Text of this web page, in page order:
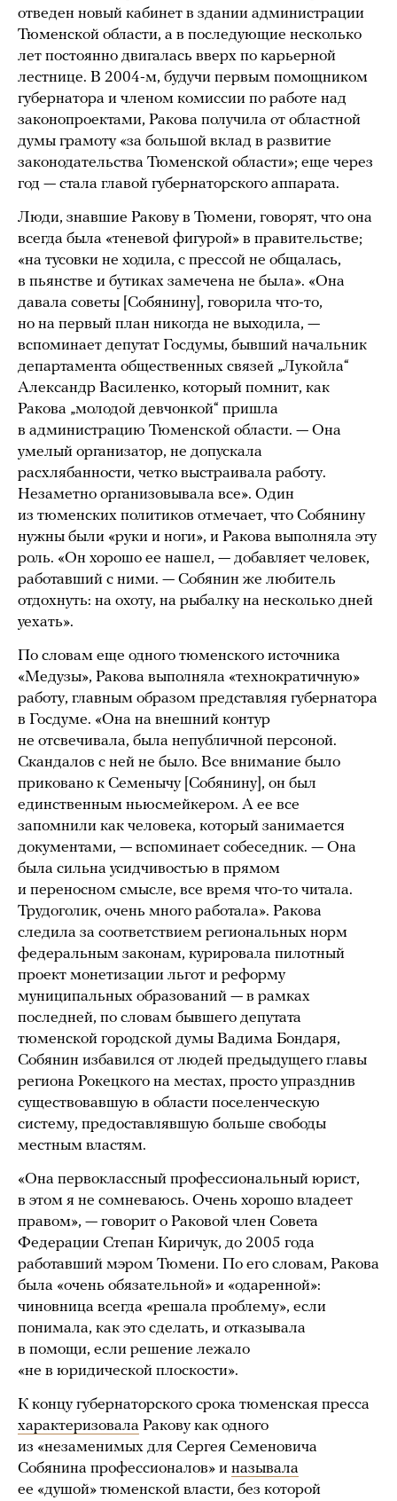
отведен новый кабинет в здании администрации
Тюменской области, а в последующие несколько
лет постоянно двигалась вверх по карьерной
лестнице. В 2004-м, будучи первым помощником
губернатора и членом комиссии по работе над
законопроектами, Ракова получила от областной
думы грамоту «за большой вклад в развитие
законодательства Тюменской области»; еще через
год — стала главой губернаторского аппарата.
Люди, знавшие Ракову в Тюмени, говорят, что она
всегда была «теневой фигурой» в правительстве;
«на тусовки не ходила, с прессой не общалась,
в пьянстве и бутиках замечена не была». «Она
давала советы [Собянину], говорила что-то,
но на первый план никогда не выходила, —
вспоминает депутат Госдумы, бывший начальник
департамента общественных связей „Лукойла“
Александр Василенко, который помнит, как
Ракова „молодой девчонкой“ пришла
в администрацию Тюменской области. — Она
умелый организатор, не допускала
расхлябанности, четко выстраивала работу.
Незаметно организовывала все». Один
из тюменских политиков отмечает, что Собянину
нужны были «руки и ноги», и Ракова выполняла эту
роль. «Он хорошо ее нашел, — добавляет человек,
работавший с ними. — Собянин же любитель
отдохнуть: на охоту, на рыбалку на несколько дней
уехать».
По словам еще одного тюменского источника
«Медузы», Ракова выполняла «технократичную»
работу, главным образом представляя губернатора
в Госдуме. «Она на внешний контур
не отсвечивала, была непубличной персоной.
Скандалов с ней не было. Все внимание было
приковано к Семенычу [Собянину], он был
единственным ньюсмейкером. А ее все
запомнили как человека, который занимается
документами, — вспоминает собеседник. — Она
была сильна усидчивостью в прямом
и переносном смысле, все время что-то читала.
Трудоголик, очень много работала». Ракова
следила за соответствием региональных норм
федеральным законам, курировала пилотный
проект монетизации льгот и реформу
муниципальных образований — в рамках
последней, по словам бывшего депутата
тюменской городской думы Вадима Бондаря,
Собянин избавился от людей предыдущего главы
региона Рокецкого на местах, просто упразднив
существовавшую в области поселенческую
систему, предоставлявшую больше свободы
местным властям.
«Она первоклассный профессиональный юрист,
в этом я не сомневаюсь. Очень хорошо владеет
правом», — говорит о Раковой член Совета
Федерации Степан Киричук, до 2005 года
работавший мэром Тюмени. По его словам, Ракова
была «очень обязательной» и «одаренной»:
чиновница всегда «решала проблему», если
понимала, как это сделать, и отказывала
в помощи, если решение лежало
«не в юридической плоскости».
К концу губернаторского срока тюменская пресса
характеризовала Ракову как одного
из «незаменимых для Сергея Семеновича
Собянина профессионалов» и называла
ее «душой» тюменской власти, без которой